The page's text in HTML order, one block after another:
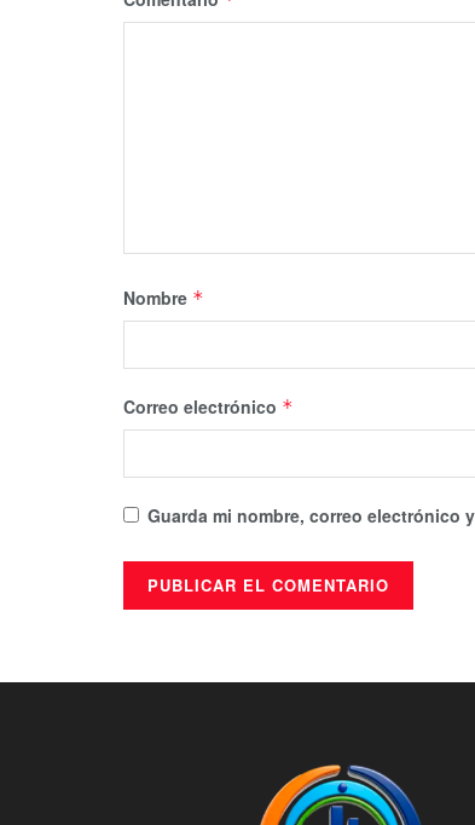
Nombre *
Correo electrónico *
Guarda mi nombre, correo electrónico